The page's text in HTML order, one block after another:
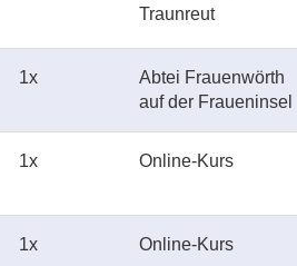
Traunreut
1x
Abtei Frauenwörth
auf der Fraueninsel
1x Online-Kurs
1x Online-Kurs